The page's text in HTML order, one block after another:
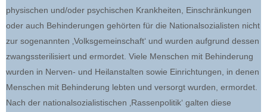
physischen und/oder psychischen Krankheiten, Einschränkungen
oder auch Behinderungen gehörten für die Nationalsozialisten nicht
zur sogenannten ‚Volksgemeinschaft‘ und wurden aufgrund dessen
zwangssterilisiert und ermordet. Viele Menschen mit Behinderung
wurden in Nerven- und Heilanstalten sowie Einrichtungen, in denen
Menschen mit Behinderung lebten und versorgt wurden, ermordet.
Nach der nationalsozialistischen ‚Rassenpolitik‘ galten diese